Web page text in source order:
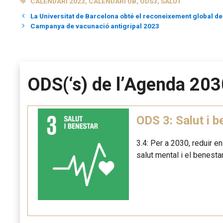
La Universitat de Barcelona obté el reconeixement global
Campanya de vacunació antigripal 2023
ODS(‘s) de l’Agenda
ODS 3: Salut i
3.4: Per a 2030, reduir
salut mental i el